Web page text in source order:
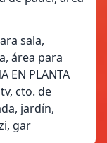
sala,
área para
EN PLANTA
cto. de
jardín,
gar